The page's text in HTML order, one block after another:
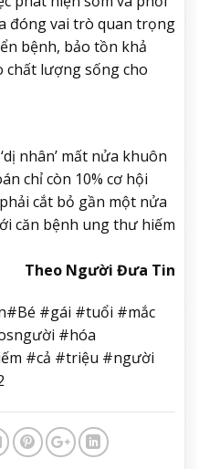
đóng vai trò quan trọng
bệnh, bảo tồn khả
chất lượng sống cho
nhân’ mất nửa khuôn
chỉ còn 10% cơ hội
cắt bỏ gần một nửa
căn bệnh ung thư hiếm
Theo Người Đưa Tin
#gái #tuổi #mắc
#hóa
#cả #triệu #người